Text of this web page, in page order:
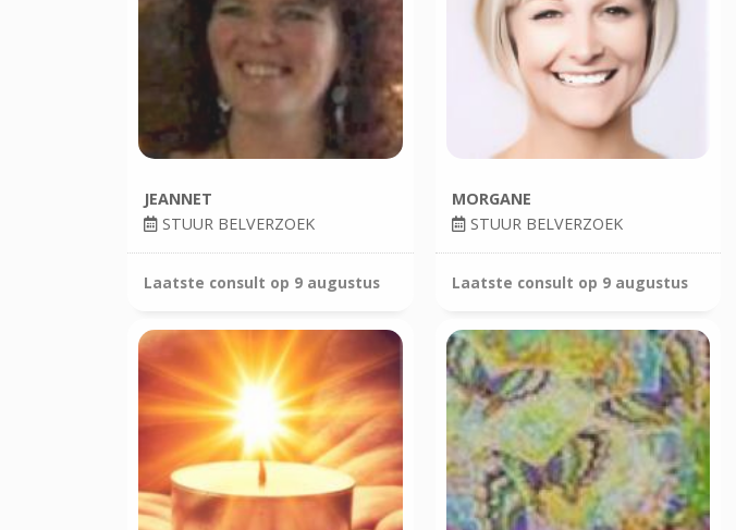
JEANNET
STUUR BELVERZOEK
Laatste consult op 9 augustus
MORGANE
STUUR BELVERZOEK
Laatste consult op 9 augustus